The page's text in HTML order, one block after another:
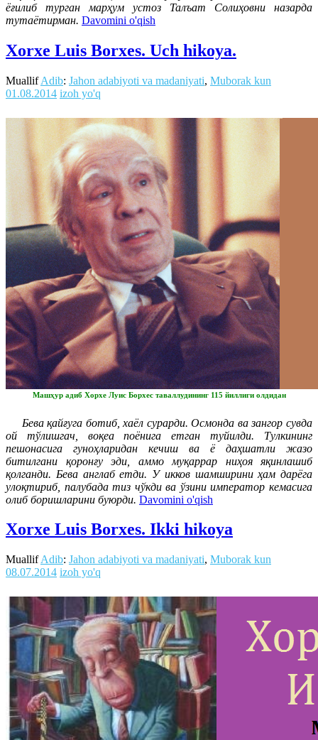
ёғилиб турган марҳум устоз Талъат Солиҳовни назарда
тутаётирман. Davomini o'qish
Xorxe Luis Borxes. Uch hikoya.
MuallifAdib: Jahon adabiyoti va madaniyati, Muborak kun
01.08.2014 izoh yo'q
Машҳур адиб Хорхе Луис Борхес таваллудининг 115 йиллиги олдидан
Бева қайғуга ботиб, хаёл сурарди. Осмонда ва зангор сувда
ой тўлишгач, воқеа поёнига етган туйилди. Тулкининг
пешонасига гуноҳларидан кечиш ва ё даҳшатли жазо
битилгани қоронғу эди, аммо муқаррар ниҳоя яқинлашиб
қолганди. Бева англаб етди. У икков шамширини ҳам дарёга
улоқтириб, палубада тиз чўкди ва ўзини император кемасига
олиб боришларини буюрди. Davomini o'qish
Xorxe Luis Borxes. Ikki hikoya
MuallifAdib: Jahon adabiyoti va madaniyati, Muborak kun
08.07.2014 izoh yo'q